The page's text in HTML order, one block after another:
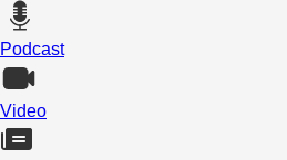
Podcast
Video